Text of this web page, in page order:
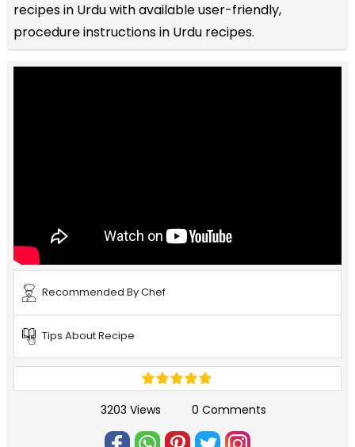
recipes in Urdu with available user-friendly,
procedure instructions in Urdu recipes.
Recommended By Chef
Tips About Recipe
3203 Views 0 Comments